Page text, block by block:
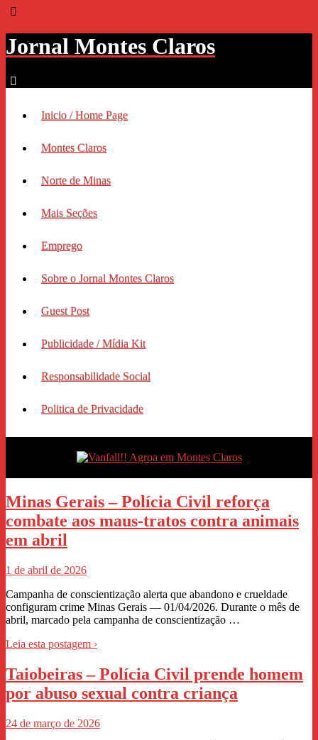
Jornal Montes Claros
Inicio / Home Page
Montes Claros
Norte de Minas
Mais Seções
Emprego
Sobre o Jornal Montes Claros
Guest Post
Publicidade / Mídia Kit
Responsabilidade Social
Politica de Privacidade
Minas Gerais – Polícia Civil reforça
combate aos maus-tratos contra animais
em abril
1 de abril de 2026
Campanha de conscientização alerta que abandono e crueldade
configuram crime Minas Gerais — 01/04/2026. Durante o mês de
abril, marcado pela campanha de conscientização …
Leia esta postagem ›
Taiobeiras – Polícia Civil prende homem
por abuso sexual contra criança
24 de março de 2026